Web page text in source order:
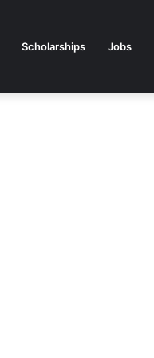
Scholarships Jobs